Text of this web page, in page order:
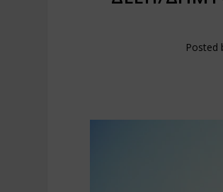
Posted